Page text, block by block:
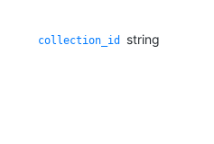
collection_id string